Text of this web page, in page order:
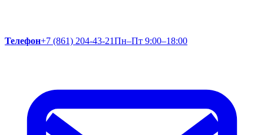
Телефон+7 (861) 204-43-21Пн–Пт 9:00–18:00